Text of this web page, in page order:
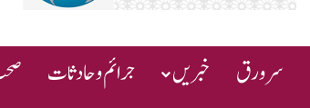
سرورق خبریں جرائم و حادثات